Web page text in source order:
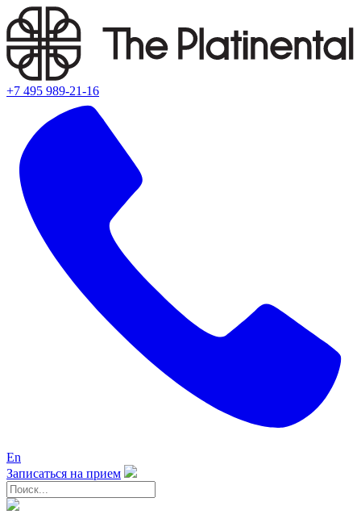
+7 495 989-21-16
En
Записаться на прием